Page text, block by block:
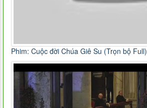
Phim: Cuộc đời Chúa Giê Su (Trọn bộ Full)